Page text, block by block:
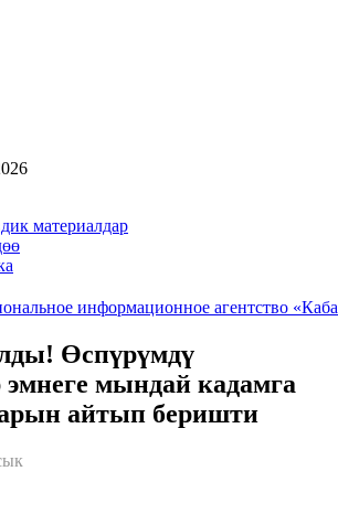
материалдар
Өспүрүмдү
эмнеге мындай кадамга
айтып беришти